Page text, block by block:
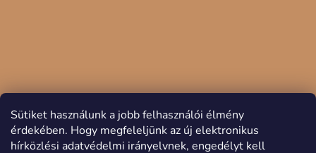
Sütiket használunk a jobb felhasználói élmény
érdekében. Hogy megfeleljünk az új elektronikus
hírközlési adatvédelmi irányelvnek, engedélyt kell